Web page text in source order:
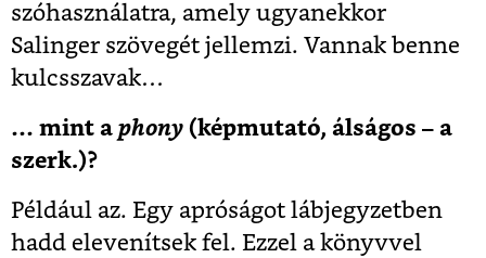
szóhasználatra, amely ugyanekkor
Salinger szövegét jellemzi. Vannak benne
kulcsszavak…
… mint a phony (képmutató, álságos – a
szerk.)?
Például az. Egy apróságot lábjegyzetben
hadd elevenítsek fel. Ezzel a könyvvel